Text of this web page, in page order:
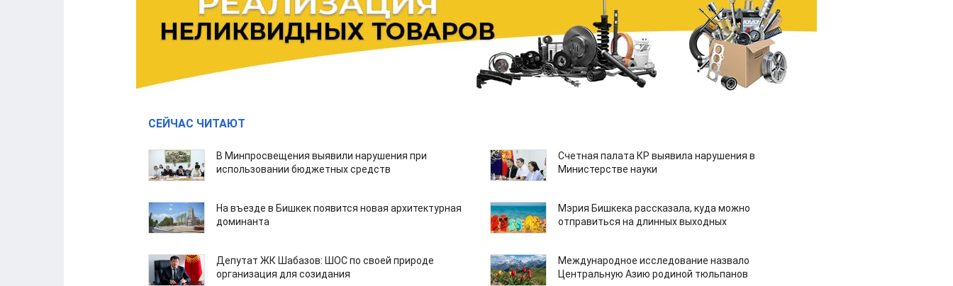
СЕЙЧАС ЧИТАЮТ
В Минпросвещения выявили нарушения при
использовании бюджетных средств
Счетная палата КР выявила нарушения в
Министерстве науки
На въезде в Бишкек появится новая архитектурная
доминанта
Мэрия Бишкека рассказала, куда можно
отправиться на длинных выходных
Депутат ЖК Шабазов: ШОС по своей природе
организация для созидания
Международное исследование назвало
Центральную Азию родиной тюльпанов